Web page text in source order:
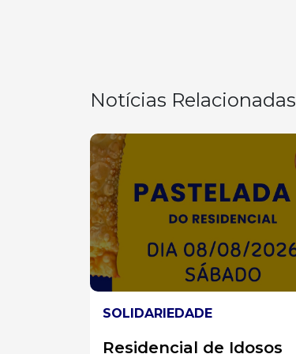
Notícias Relacionadas
AGRO EM FOCO
Raiva avança em